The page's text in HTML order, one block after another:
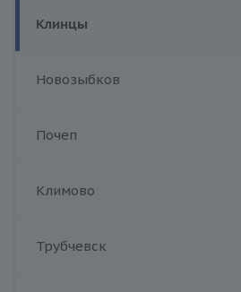
Клинцы
Новозыбков
Почеп
Климово
Трубчевск